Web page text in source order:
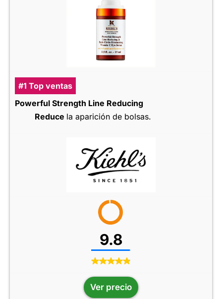
#1 Top ventas
Powerful Strength Line Reducing
Reduce la aparición de bolsas.
9.8
Ver precio